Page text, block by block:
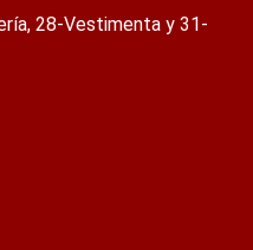
28-Vestimenta y 31-